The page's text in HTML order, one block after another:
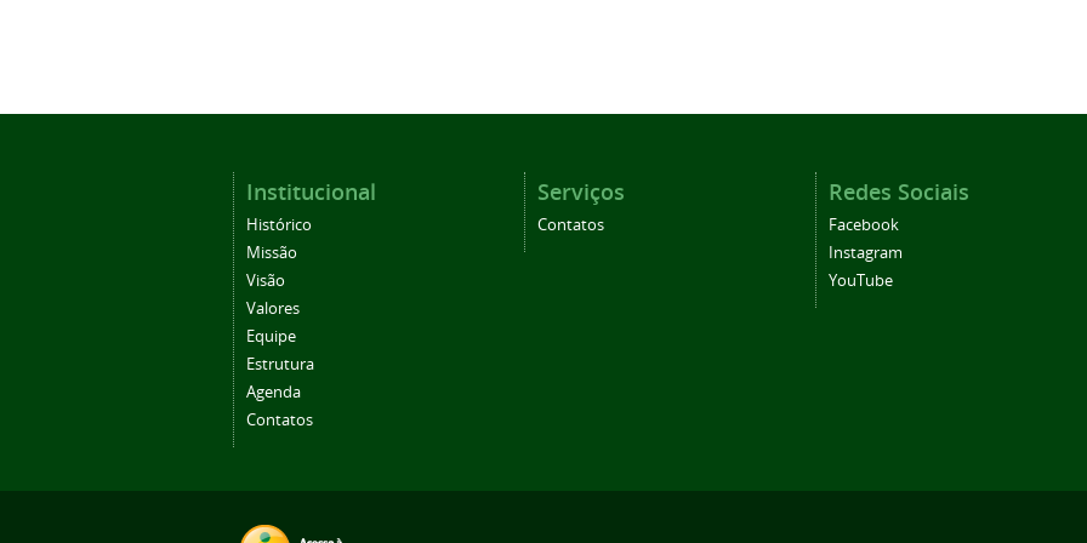
Institucional
Histórico
Missão
Visão
Valores
Equipe
Estrutura
Agenda
Contatos
Serviços
Contatos
Redes Sociais
Facebook
Instagram
YouTube